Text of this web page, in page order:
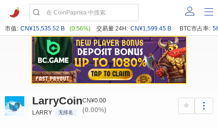
市值: CN¥15,535.52 B (0.56%) 交易量 24H: CN¥1,599.45 B BTC市占率:
LarryCoin
LARRY 无排名
CN¥0.00
(0.00%)